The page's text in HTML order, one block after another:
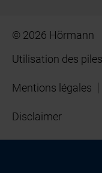
© 2026 Hörmann
Utilisation des
Mentions légales
Disclaimer